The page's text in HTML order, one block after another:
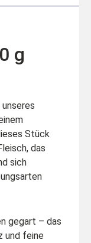
g
Stück
das
sich
gegart – das
und feine